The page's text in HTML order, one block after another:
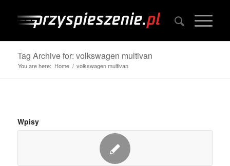
Tag Archive for: volkswagen multivan
You are here: Home / volkswagen multivan
Wpisy